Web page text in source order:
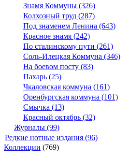
Знамя Коммуны (326)
Колхозный труд (287)
Под знаменем Ленина (643)
Красное знамя (242)
По сталинскому пути (261)
Соль-Илецкая Коммуна (346)
На боевом посту (83)
Пахарь (25)
Чкаловская коммуна (161)
Оренбургская коммуна (101)
Смычка (13)
Красный октябрь (32)
Журналы (99)
Редкие нотные издания (96)
Коллекции (769)